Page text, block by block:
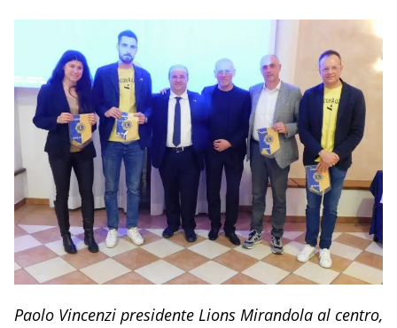
Paolo Vincenzi presidente Lions Mirandola al centro,